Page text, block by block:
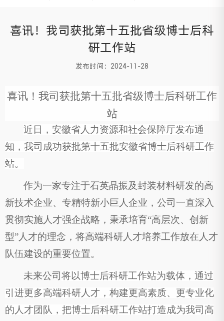
喜讯！我司获批第十五批省级博士后科
研工作站
发布时间：2024-11-28
喜讯！我司 获批第十五批省级博士后科研工作
站
近日，安徽省人力资源和社会保障厅发布通
知， 我司 成功获批第十五批安徽省博士后科研工作
站。
作为一家专注于石英晶振及封装材料研发的高
新技术企业、专精特新小巨人企业， 公司 一直深入
贯彻实施人才强企战略，秉承培育“高层次、 创新
型”人才的理念，将高端科研人才培养工作放在人才
队伍建设的重要位置。
未来公司 将以博士后科研工作站为载体， 通过
引进更多高端科研人才，构建更高素质、更专业化
的人才团队，把博士后科研工作站打造成为我司 高